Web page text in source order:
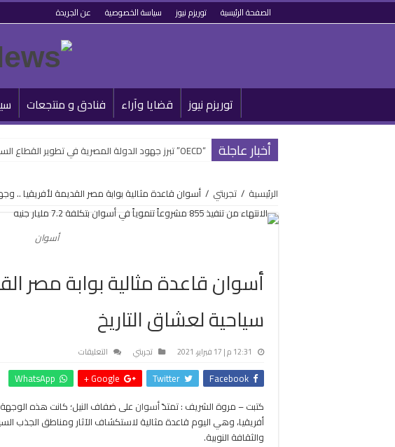
الصفحة الرئيسية توريزم نيوز سياسة الخصوصية عن الجريدة
توريزم نيوز قضايا وآراء فنادق و منتجعات
أخبار عاجلة “OECD” تبرز جهود الدولة المصرية في تطوير القطاع السياحي وتحويله رقمياً
الرئيسية / تجربتي / أسوان قاعدة مثالية بوابة مصر القديمة لأفريقيا ..
أسوان
أسوان قاعدة مثالية بوابة مصر
سياحية لعشاق التاريخ
12:31 م | 17 فبراير، 2021 تجربتي التعليقات
قاعدة
بوابة
مصر
Facebook
Twitter
Google +
WhatsApp
كتبت – مروة الشريف : تمتدّأسوان على ضفاف النيل؛ كانت هذه
أفريقيا، وهي اليوم قاعدة مثالية لاستكشاف الآثار ومناطق الجذب
والثقافة النوبية.